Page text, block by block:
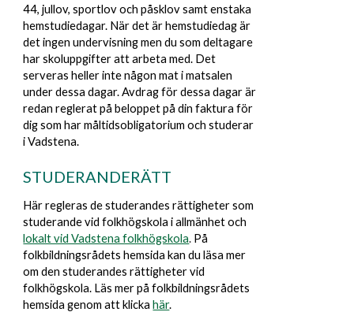
44, jullov, sportlov och påsklov samt enstaka
hemstudiedagar. När det är hemstudiedag är
det ingen undervisning men du som deltagare
har skoluppgifter att arbeta med. Det
serveras heller inte någon mat i matsalen
under dessa dagar. Avdrag för dessa dagar är
redan reglerat på beloppet på din faktura för
dig som har måltidsobligatorium och studerar
i Vadstena.
STUDERANDERÄTT
Här regleras de studerandes rättigheter som
studerande vid folkhögskola i allmänhet och
lokalt vid Vadstena folkhögskola. På
folkbildningsrådets hemsida kan du läsa mer
om den studerandes rättigheter vid
folkhögskola. Läs mer på folkbildningsrådets
hemsida genom att klickahär.